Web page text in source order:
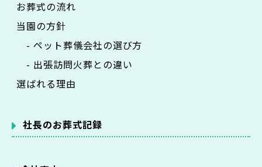
お葬式の流れ
当園の方針
- ペット葬儀会社の選び方
- 出張訪問火葬との違い
選ばれる理由
社長のお葬式記録